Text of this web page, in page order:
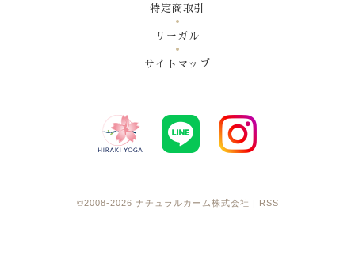
特定商取引
リーガル
サイトマップ
©2008-2026 ナチュラルカーム株式会社 RSS